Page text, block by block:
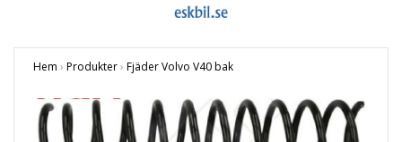
Hem › Produkter› Fjäder Volvo V40 bak